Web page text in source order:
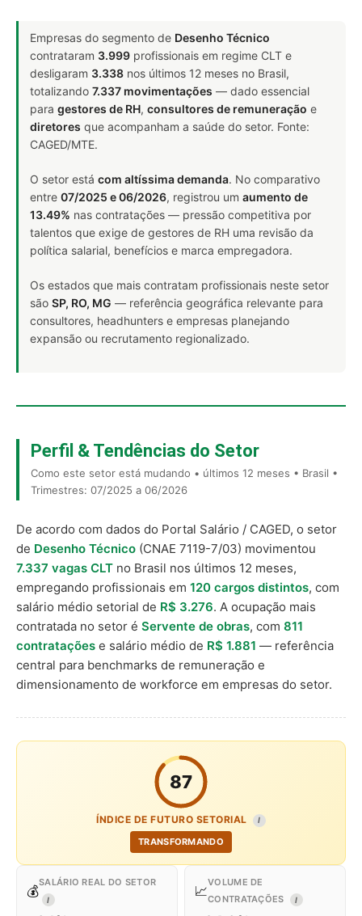
Empresas do segmento de Desenho Técnico
contrataram 3.999 profissionais em regime CLT e
desligaram 3.338 nos últimos 12 meses no Brasil,
totalizando 7.337 movimentações — dado essencial
para gestores de RH, consultores de remuneração e
diretores que acompanham a saúde do setor. Fonte:
CAGED/MTE.
O setor está com altíssima demanda. No comparativo
entre 07/2025 e 06/2026, registrou um aumento de
13.49% nas contratações — pressão competitiva por
talentos que exige de gestores de RH uma revisão da
política salarial, benefícios e marca empregadora.
Os estados que mais contratam profissionais neste setor
são SP, RO, MG — referência geográfica relevante para
consultores, headhunters e empresas planejando
expansão ou recrutamento regionalizado.
Perfil & Tendências do Setor
Como este setor está mudando • últimos 12 meses • Brasil •
Trimestres: 07/2025 a 06/2026
De acordo com dados do Portal Salário / CAGED, o setor
de Desenho Técnico (CNAE 7119-7/03) movimentou
7.337 vagas CLT no Brasil nos últimos 12 meses,
empregando profissionais em 120 cargos distintos, com
salário médio setorial de R$ 3.276. A ocupação mais
contratada no setor é Servente de obras, com 811
contratações e salário médio de R$ 1.881 — referência
central para benchmarks de remuneração e
dimensionamento de workforce em empresas do setor.
87
ÍNDICE DE FUTURO SETORIAL I
TRANSFORMANDO
💰
SALÁRIO REAL DO SETOR
I
📈
VOLUME DE
CONTRATAÇÕES
I